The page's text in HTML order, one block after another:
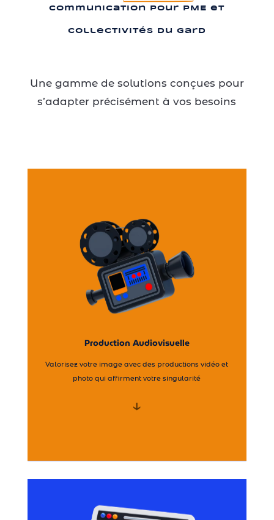
Communication pour PME et
Collectivités du Gard
Une gamme de solutions conçues pour
s’adapter précisément à vos besoins
Production Audiovisuelle
Valorisez votre image avec des productions vidéo et
photo qui affirment votre singularité
↓
Production Audiovisuelle
Montage & Post-Production →
Prises de vue Drone →
Photographie →